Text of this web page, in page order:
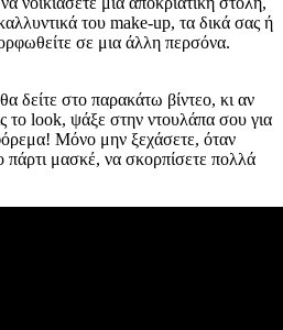
του make-up, τα δικά σας ή
σε μια άλλη περσόνα.
δείτε στο παρακάτω βίντεο, κι αν
το look, ψάξε στην ντουλάπα σου για
Μόνο μην ξεχάσετε, όταν
πάρτι μασκέ, να σκορπίσετε πολλά